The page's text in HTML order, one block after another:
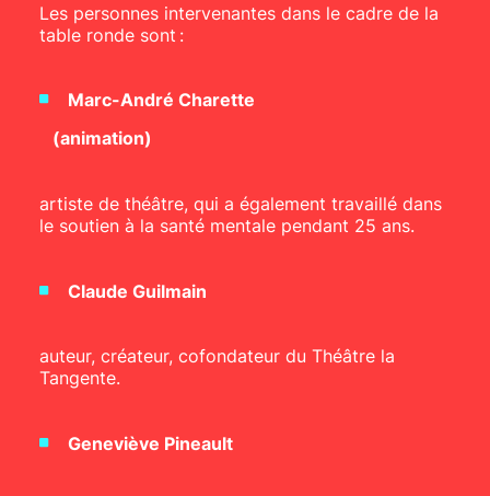
Les personnes intervenantes dans le cadre de la
table ronde sont :
Marc-André Charette
(animation)
artiste de théâtre, qui a également travaillé dans
le soutien à la santé mentale pendant 25 ans.
Claude Guilmain
auteur, créateur, cofondateur du Théâtre la
Tangente.
Geneviève Pineault